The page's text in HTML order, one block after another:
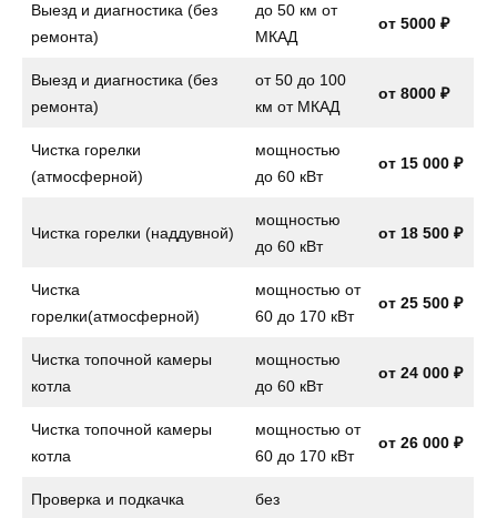
Выезд и диагностика (без
ремонта)
до 50 км от
МКАД
от 5000 ₽
Выезд и диагностика (без
ремонта)
от 50 до 100
км от МКАД
от 8000 ₽
Чистка горелки
(атмосферной)
мощностью
до 60 кВт
от 15 000 ₽
Чистка горелки (наддувной)
мощностью
до 60 кВт
от 18 500 ₽
Чистка
горелки(атмосферной)
мощностью от
60 до 170 кВт
от 25 500 ₽
Чистка топочной камеры
котла
мощностью
до 60 кВт
от 24 000 ₽
Чистка топочной камеры
котла
мощностью от
60 до 170 кВт
от 26 000 ₽
Проверка и подкачка
без